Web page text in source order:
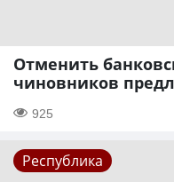
Отменить
чиновников
925
Республика